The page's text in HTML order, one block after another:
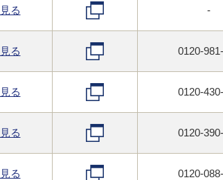
る -
る 0120-
る 0120-
る 0120-
る 0120-